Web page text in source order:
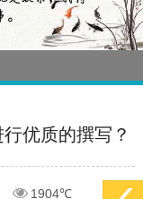
更多 >
更多 >
优质的撰写？
1904℃